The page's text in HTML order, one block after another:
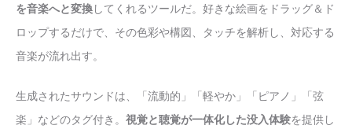
を音楽へと変換してくれるツールだ。好きな絵画をドラッグ＆ド
ロップするだけで、その色彩や構図、タッチを解析し、対応する
音楽が流れ出す。
生成されたサウンドは、「流動的」「軽やか」「ピアノ」「弦
楽」などのタグ付き。 視覚と聴覚が一体化した没入体験を提供し